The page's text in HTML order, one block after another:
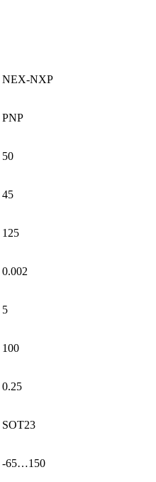
NEX-NXP
PNP
50
45
125
0.002
5
100
0.25
SOT23
-65…150